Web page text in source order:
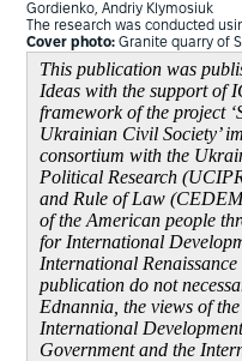
Gordienko, Andriy Klymosiuk
The research was conducted
Cover photo: Granite quarry of
This publication was
Ideas with the support of
framework of the project
Ukrainian Civil Society’
consortium with the
Political Research
and Rule of Law
of the American people
for International
International
publication do not
Ednannia, the views of
International
Government and the